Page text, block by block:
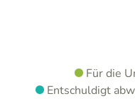
Für die
Entschuldigt